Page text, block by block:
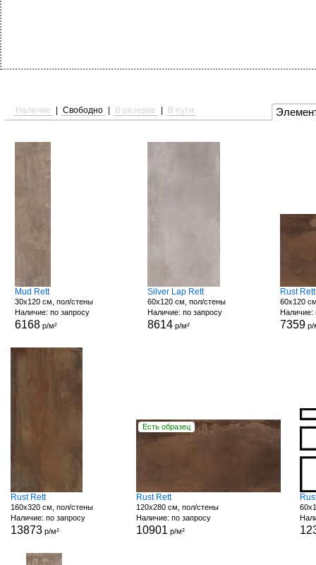
Наличие Свободно В резерве В пути
Mud Rett
30x120 см, пол/стены
Наличие: по запросу
6168р/м²
Silver Lap Rett
60x120 см, пол/стены
Наличие: по запросу
8614 р/м²
Rust Rett
60x120
Наличие:
7359 р/
Rust Rett
160x320 см, пол/стены
Наличие: по запросу
13873 р/м²
Есть образец
Rust Rett
120x280 см, пол/стены
Наличие: по запросу
10901 р/м²